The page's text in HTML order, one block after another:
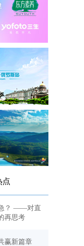
点
？ ——对直
再思考
赢新篇章